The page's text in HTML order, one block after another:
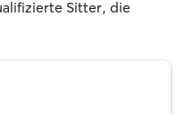
Sitter, die